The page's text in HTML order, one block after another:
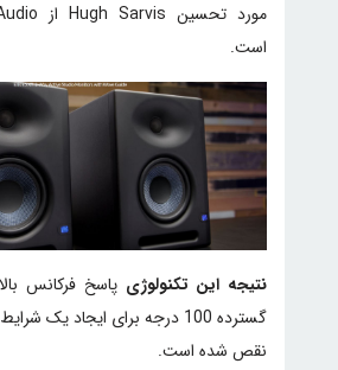
است.
نتیجه این تکنولوژی پاسخ فرکانس
گسترده 100 درجه برای ایجاد
نقص شده است.